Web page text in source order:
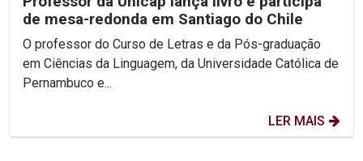
de mesa-redonda em Santiago do Chile
O professor do Curso de Letras e da Pós-graduação
em Ciências da Linguagem, da Universidade Católica de
Pernambuco e...
LER MAIS